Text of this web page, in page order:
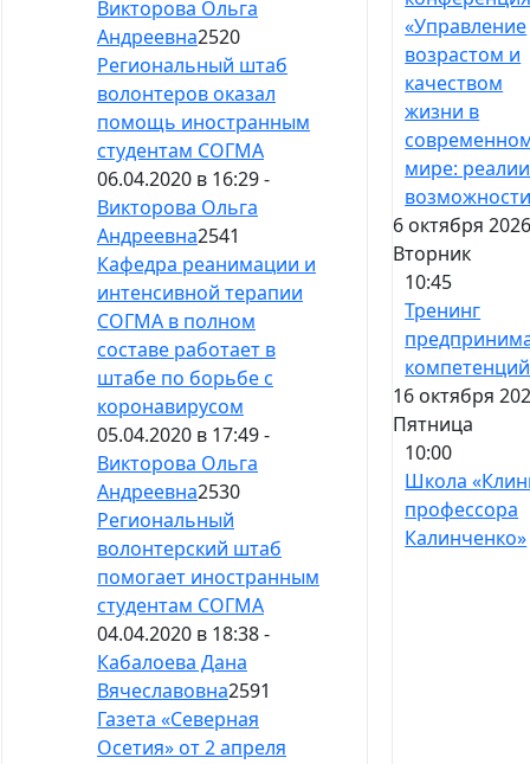
Викторова Ольга
Андреевна2520
Региональный штаб
волонтеров оказал
помощь иностранным
студентам СОГМА
06.04.2020 в 16:29 -
Викторова Ольга
Андреевна2541
Кафедра реанимации и
интенсивной терапии
СОГМА в полном
составе работает в
штабе по борьбе с
коронавирусом
05.04.2020 в 17:49 -
Викторова Ольга
Андреевна2530
Региональный
волонтерский штаб
помогает иностранным
студентам СОГМА
04.04.2020 в 18:38 -
Кабалоева Дана
Вячеславовна2591
Газета «Северная
Осетия» от 2 апреля
«Управление
возрастом и
качеством
жизни в
мире:
6 октября
Вторник
10:45
Тренинг
компетенций
16 октября
Пятница
10:00
Школа
профессора
Калинченко»